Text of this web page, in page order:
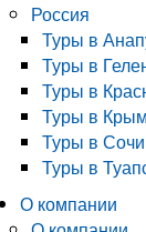
Россия
Туры в
Туры в
Туры в
Туры в Крым
Туры в Сочи
Туры в
О компании